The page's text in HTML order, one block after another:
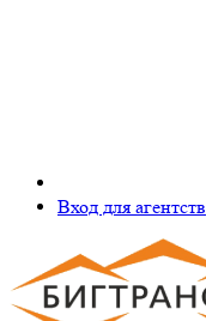
Вход для агентств